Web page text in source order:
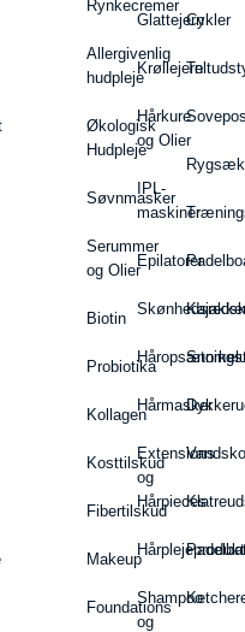
Rynkecremer
Allergivenlig
hudpleje
Økologisk
Hudpleje
Søvnmasker
Serummer
og Olier
Biotin
Probiotika
Kollagen
Kosttilskud
Fibertilskud
Makeup
Foundations
Glattejern
Krøllejern
Hårkure
og Olier
IPL-
maskiner
Epilatorer
Hårmasker
Extensions
og
Hårpieces
Shampoo
og
Cykler
Vandsko